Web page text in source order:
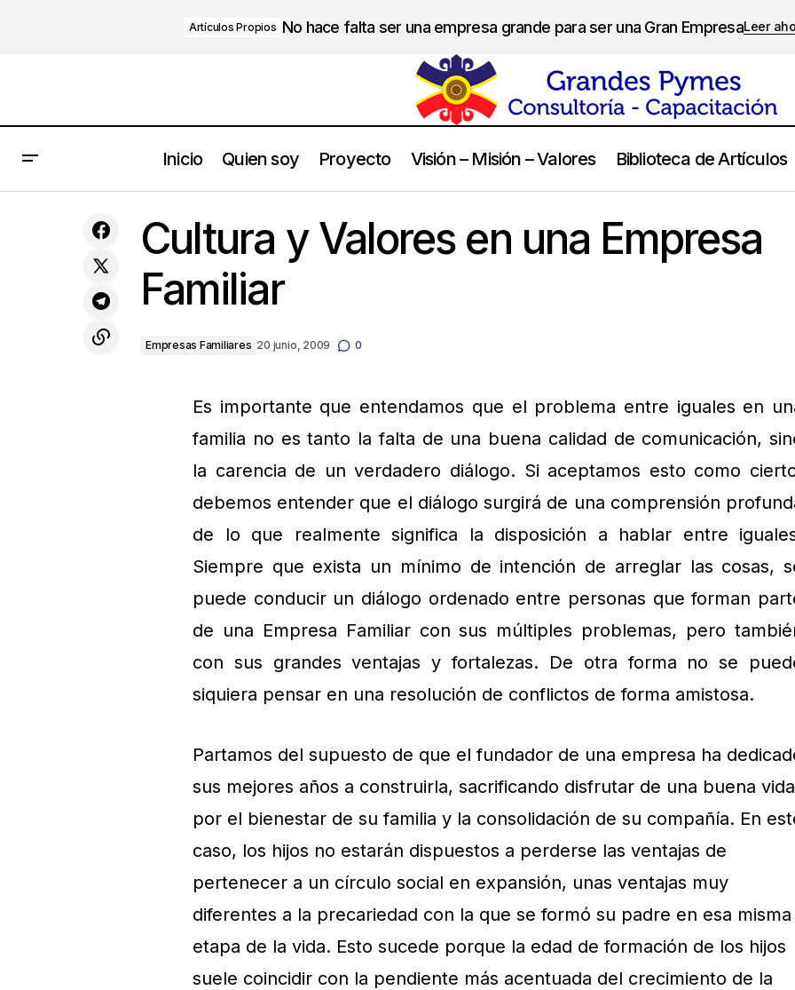
Artículos Propios No hace falta ser una empresa grande para ser una Gran EmpresaLeer
Inicio Quien soy Proyecto Visión – Misión – Valores Biblioteca de Artículos
está en tus manos
Cultura y Valores en una Empresa Familiar
Cultura y Valores en una Empresa
Familiar
Empresas Familiares 20 junio, 2009 0
Es importante que entendamos que el problema entre iguales en
familia no es tanto la falta de una buena calidad de comunicación,
la carencia de un verdadero diálogo. Si aceptamos esto como
debemos entender que el diálogo surgirá de una comprensión
de lo que realmente significa la disposición a hablar entre
Siempre que exista un mínimo de intención de arreglar las cosas,
puede conducir un diálogo ordenado entre personas que forman
de una Empresa Familiar con sus múltiples problemas, pero
con sus grandes ventajas y fortalezas. De otra forma no se
siquiera pensar en una resolución de conflictos de forma amistosa.
Partamos del supuesto de que el fundador de una empresa ha
sus mejores años a construirla, sacrificando disfrutar de una buena vida
por el bienestar de su familia y la consolidación de su compañía. En
caso, los hijos no estarán dispuestos a perderse las ventajas de
pertenecer a un círculo social en expansión, unas ventajas muy
diferentes a la precariedad con la que se formó su padre en esa misma
etapa de la vida. Esto sucede porque la edad de formación de los hijos
suele coincidir con la pendiente más acentuada del crecimiento de la